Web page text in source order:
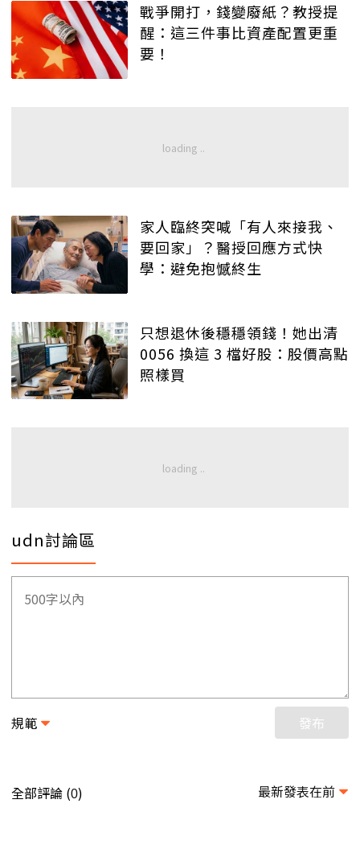
戰爭開打，錢變廢紙？教授提
醒：這三件事比資產配置更重
要！
家人臨終突喊「有人來接我、
要回家」？醫授回應方式快
學：避免抱憾終生
只想退休後穩穩領錢！她出清
0056 換這 3 檔好股：股價高點
照樣買
udn討論區
規範 發布
全部評論 (0) 最新發表在前